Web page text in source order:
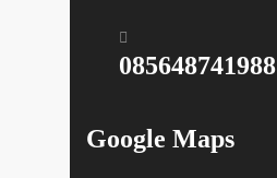
085648741988
Google Maps